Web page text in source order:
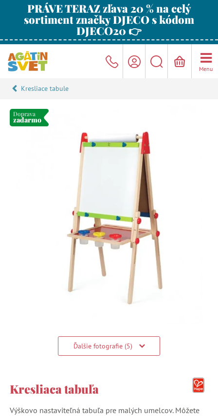
PRÁVE TERAZ zľava 20 % na celý
sortiment značky DJECO s kódom
DJECO20 👉
Menu
Kresliace tabule
Doprava
zadarmo
Ďalšie fotografie (5)
Kresliaca tabuľa
Výškovo nastaviteľná tabuľa pre malých umelcov. Môžete